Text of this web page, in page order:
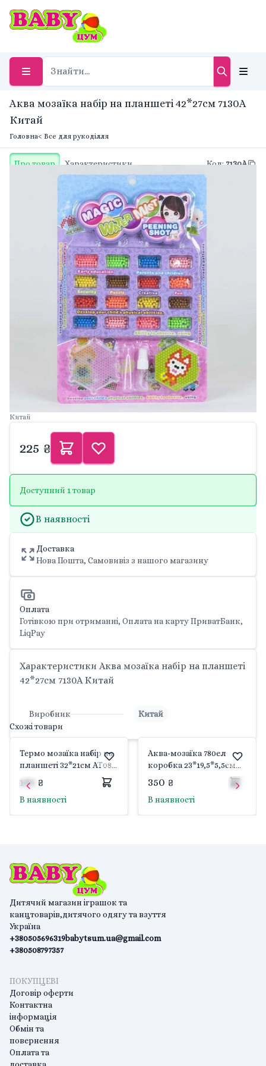
Аква мозаїка набір на планшеті 42*27см 7130A
Китай
Головна< Все для рукоділля
Про товар Характеристики Код:7130A
Китай
225 ₴
Доступний 1 товар
В наявності
Доставка
Нова Пошта, Самовивіз з нашого магазину
Оплата
Готівкою при отриманні, Оплата на карту ПриватБанк,
LiqPay
Характеристики Аква мозаїка набір на планшеті
42*27см 7130A Китай
Виробник
Китай
Схожі товари
Термо мозаїка набір на
планшеті 32*21см AT08
Китай
185 ₴
В наявності
Аква-мозаїка 780ел
коробка 23*19,5*5,5см
350 ₴
В наявності
Дитячий магазин іграшок та
канцтоварів,дитячого одягу та взуття
Україна
+380505696319
+380508797357
babytsum.ua@gmail.com
ПОКУПЦЕВІ
Договір оферти
Контактна
інформація
Обмін та
повернення
Оплата та